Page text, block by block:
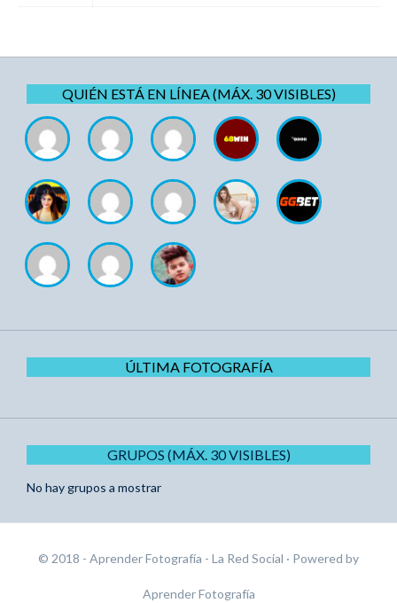
QUIÉN ESTÁ EN LÍNEA (MÁX. 30 VISIBLES)
ÚLTIMA FOTOGRAFÍA
GRUPOS (MÁX. 30 VISIBLES)
No hay grupos a mostrar
© 2018 - Aprender Fotografía - La Red Social · Powered by
Aprender Fotografía